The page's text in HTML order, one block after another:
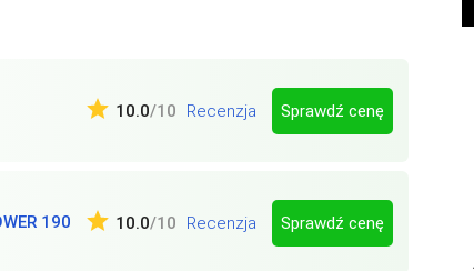
10.0/10 Recenzja Sprawdź cenę
190 10.0/10 Recenzja Sprawdź cenę